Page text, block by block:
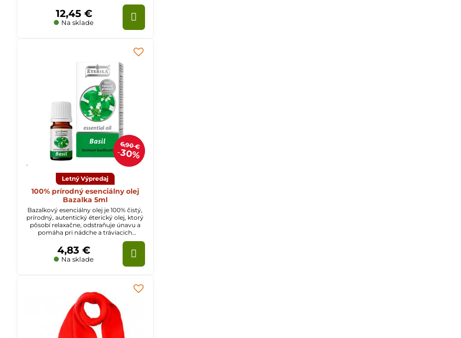
Na sklade
12,45 €
6,90 €
30%
Letný Výpredaj
100% prírodný esenciálny olej
Bazalka 5ml
Bazalkový esenciálny olej je 100% čistý,
prírodný, autentický éterický olej, ktorý
pôsobí relaxačne, odstraňuje únavu a
pomáha pri nádche a tráviacich
Na sklade
4,83 €